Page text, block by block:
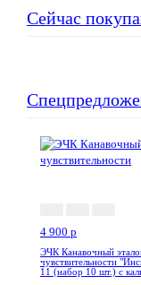
Сейчас
4 900 p
ЭЧК Канавочный
чувствительности
11 (набор 10 шт.) с